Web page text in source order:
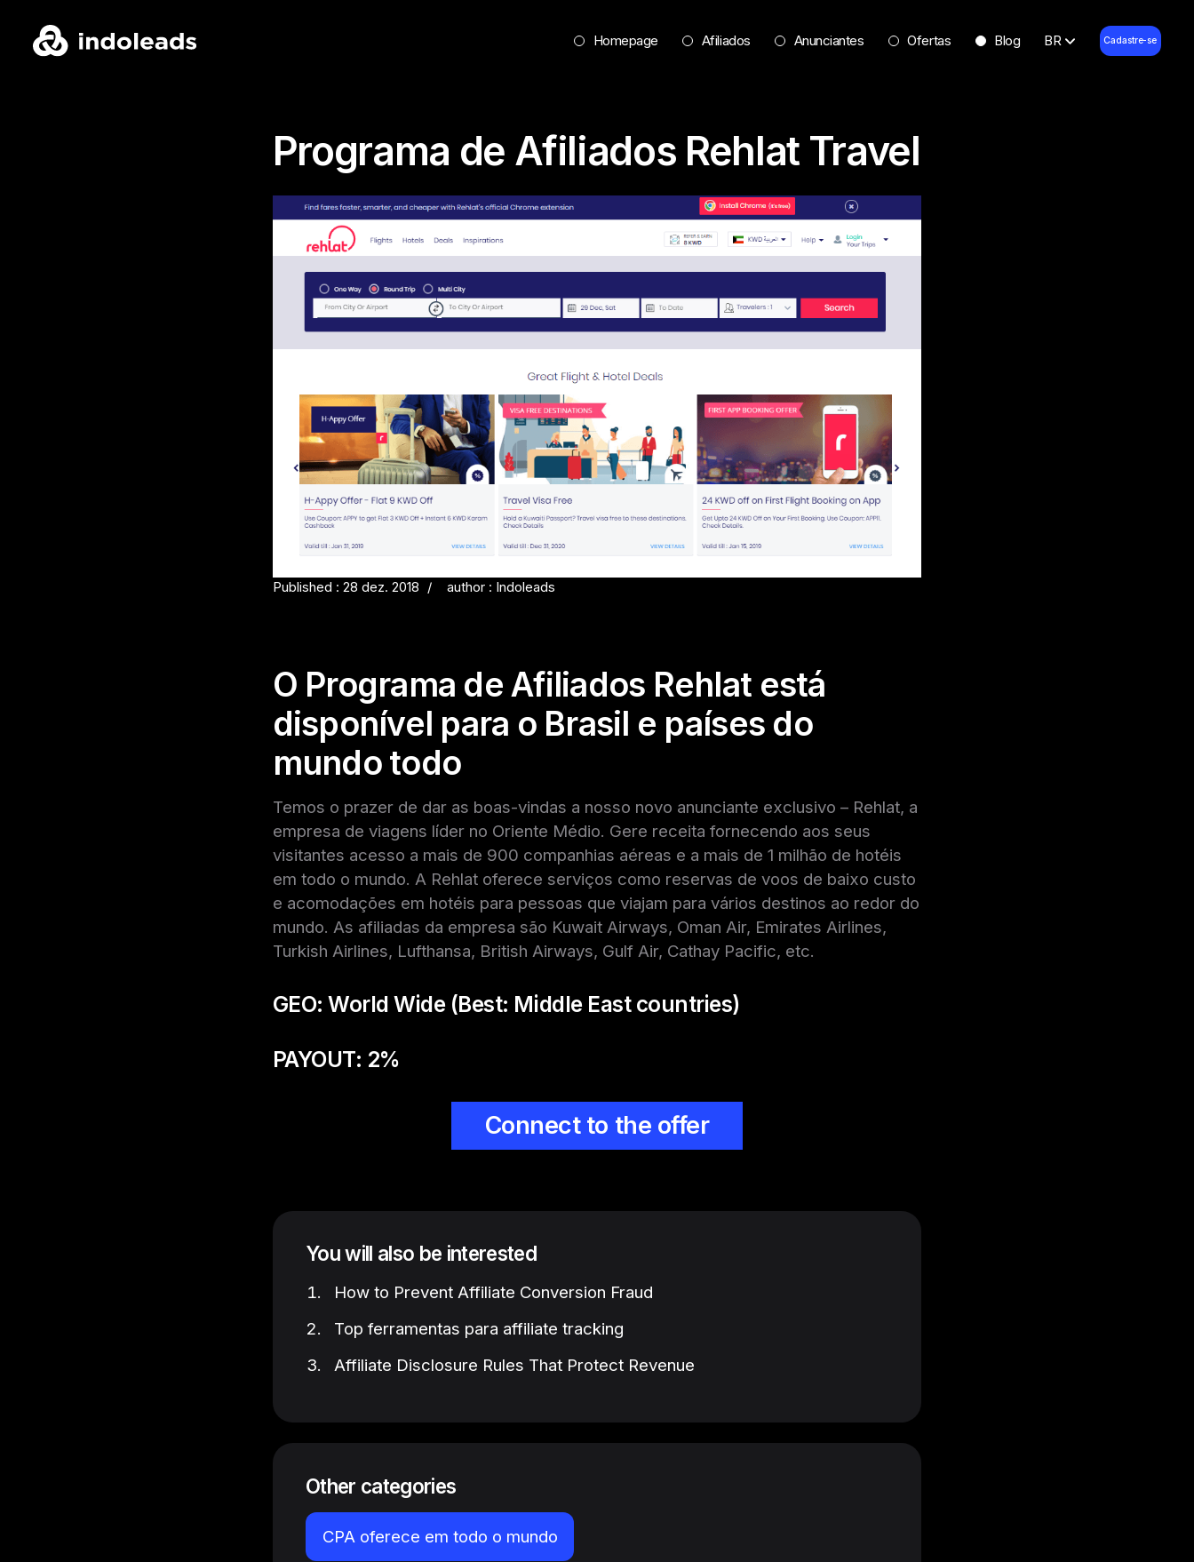
Homepage Afiliados Anunciantes Ofertas Blog BR Cadastre-se
Programa de Afiliados Rehlat Travel
Published : 28 dez. 2018 author : Indoleads
O Programa de Afiliados Rehlat está
disponível para o Brasil e países do
mundo todo
Temos o prazer de dar as boas-vindas a nosso novo anunciante exclusivo – Rehlat, a
empresa de viagens líder no Oriente Médio. Gere receita fornecendo aos seus
visitantes acesso a mais de 900 companhias aéreas e a mais de 1 milhão de hotéis
em todo o mundo. A Rehlat oferece serviços como reservas de voos de baixo custo
e acomodações em hotéis para pessoas que viajam para vários destinos ao redor do
mundo. As afiliadas da empresa são Kuwait Airways, Oman Air, Emirates Airlines,
Turkish Airlines, Lufthansa, British Airways, Gulf Air, Cathay Pacific, etc.
GEO:World Wide (Best: Middle East countries)
PAYOUT: 2%
Connect to the offer
You will also be interested
How to Prevent Affiliate Conversion Fraud
Top ferramentas para affiliate tracking
Affiliate Disclosure Rules That Protect Revenue
Other categories
CPA oferece em todo o mundo